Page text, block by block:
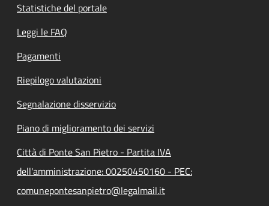
Statistiche del portale
Leggi le FAQ
Pagamenti
Riepilogo valutazioni
Segnalazione disservizio
Piano di miglioramento dei servizi
Città di Ponte San Pietro - Partita IVA
dell'amministrazione: 00250450160 - PEC:
comunepontesanpietro@legalmail.it